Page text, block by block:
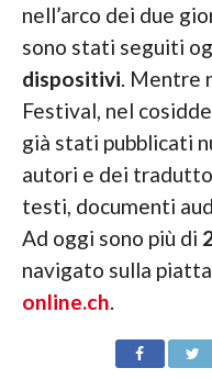
nell’arco dei due
sono stati seguiti
dispositivi. Mentre
Festival, nel
già stati pubblicati
autori e dei
testi, documenti
Ad oggi sono più di
navigato sulla
online.ch.